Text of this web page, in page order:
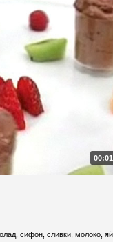
сифон, сливки, молоко,